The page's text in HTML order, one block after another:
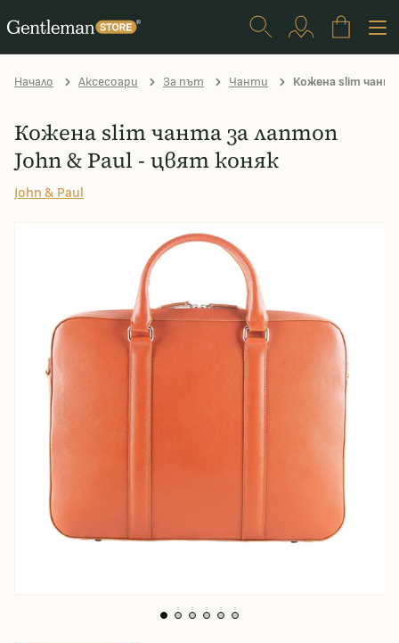
Начало Аксесоари За път Чанти Кожена slim
Кожена slim чанта за лаптоп
John & Paul - цвят коняк
John & Paul